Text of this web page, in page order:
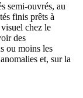
semi-ouvrés, au
finis prêts à
chez le
des
ou moins les
et, sur la